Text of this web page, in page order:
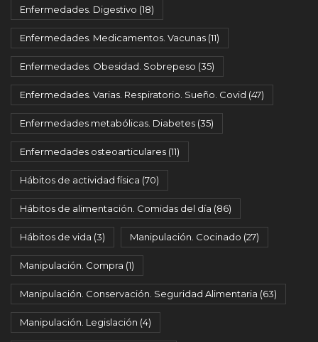
Enfermedades. Digestivo (18)
Enfermedades. Medicamentos. Vacunas (11)
Enfermedades. Obesidad. Sobrepeso (35)
Enfermedades. Varias. Respiratorio. Sueño. Covid (47)
Enfermedades metabólicas. Diabetes (35)
Enfermedades osteoarticulares (11)
Hábitos de actividad física (70)
Hábitos de alimentación. Comidas del día (86)
Hábitos de vida (3) Manipulación. Cocinado (27)
Manipulación. Compra (1)
Manipulación. Conservación. Seguridad Alimentaria (63)
Manipulación. Legislación (4)